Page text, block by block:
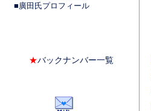
■廣田氏プロフィール
★バックナンバー一覧